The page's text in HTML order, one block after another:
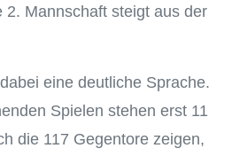
2. Mannschaft steigt aus der
eine deutliche Sprache.
Spielen stehen erst 11
die 117 Gegentore zeigen,